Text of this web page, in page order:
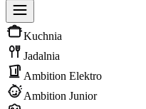
Kuchnia
Jadalnia
Ambition Elektro
Ambition Junior